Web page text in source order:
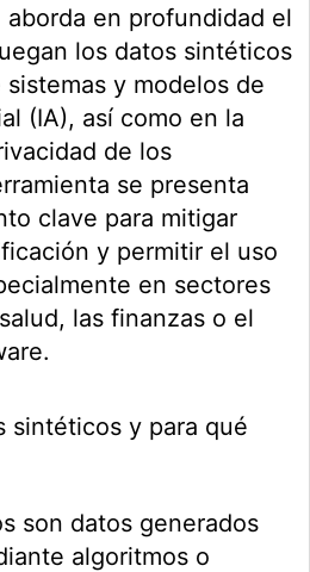
aborda en profundidad el
los datos sintéticos
y modelos de
(IA), así como en la
de los
se presenta
clave para mitigar
y permitir el uso
en sectores
las finanzas o el
sintéticos y para qué
son datos generados
algoritmos o